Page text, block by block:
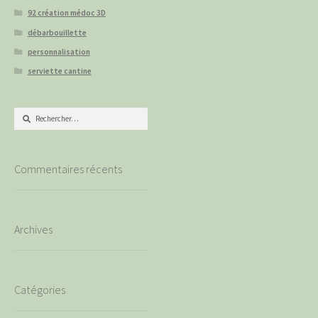
92 création médoc 3D
débarbouillette
personnalisation
serviette cantine
Commentaires récents
Archives
Catégories